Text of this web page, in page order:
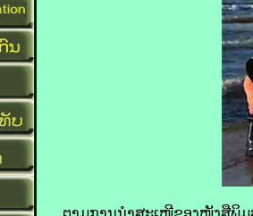
ຕາມ​ການ​ນຳ​ສະເໜີ​ຂອງ​ໜັງສືພິມ​ສ